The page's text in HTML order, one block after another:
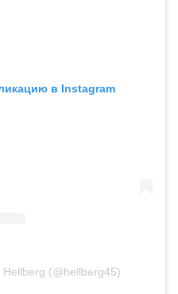
в Instagram
(@hellberg45)